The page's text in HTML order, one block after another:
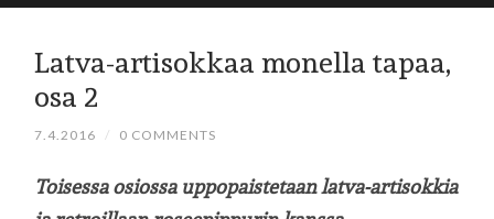
Latva-artisokkaa monella tapaa,
osa 2
7.4.2016 / 0 COMMENTS
Toisessa osiossa uppopaistetaan latva-artisokkia